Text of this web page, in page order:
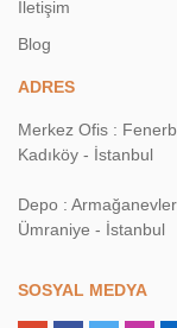
İletişim
Blog
ADRES
Merkez Ofis :
Kadıköy - İstanbul
Depo :
Ümraniye - İstanbul
SOSYAL MEDYA